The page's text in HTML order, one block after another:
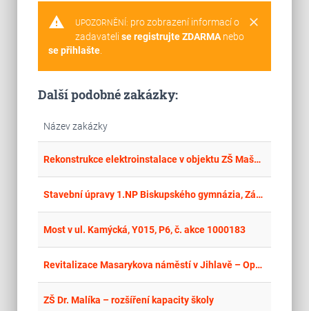
warning clear
UPOZORNĚNÍ: pro zobrazení informací o
zadavateli se registrujte ZDARMAnebo
se přihlašte.
Další podobné zakázky:
Název zakázky
Rekonstrukce elektroinstalace v objektu ZŠ Mašovice
Stavební úpravy 1.NP Biskupského gymnázia, Základní školy a Mateřské školy Bohosudov, Koněvova 100, Krupka
Most v ul. Kamýcká, Y015, P6, č. akce 1000183
Revitalizace Masarykova náměstí v Jihlavě – Opatření v souvislosti s adaptací na změnu klimatu v centru města Jihlavy
ZŠ Dr. Malíka – rozšíření kapacity školy